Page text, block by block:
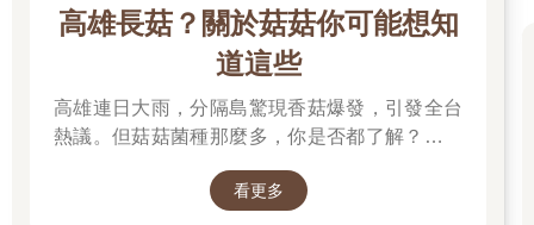
高雄長菇？關於菇菇你可能想知
道這些
高雄連日大雨，分隔島驚現香菇爆發，引發全台
熱議。但菇菇菌種那麼多，你是否都了解？邀請
看更多